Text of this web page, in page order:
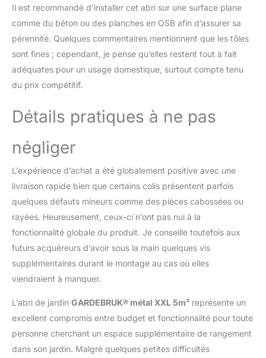
toit métallique sont
également munis d'une
Les poignées de porte
sont équipées d'un
dispositif permettant
Il est recommandé d’installer cet abri sur une surface plane
comme du béton ou des planches en OSB afin d’assurer sa
pérennité. Quelques commentaires mentionnent que les tôles
sont fines ; cependant, je pense qu’elles restent tout à fait
adéquates pour un usage domestique, surtout compte tenu
du prix compétitif.
Détails pratiques à ne pas
négliger
L’expérience d’achat a été globalement positive avec une
livraison rapide bien que certains colis présentent parfois
quelques défauts mineurs comme des pièces cabossées ou
rayées. Heureusement, ceux-ci n’ont pas nui à la
fonctionnalité globale du produit. Je conseille toutefois aux
futurs acquéreurs d’avoir sous la main quelques vis
supplémentaires durant le montage au cas où elles
viendraient à manquer.
L’abri de jardin GARDEBRUK® métal XXL 5m² représente un
excellent compromis entre budget et fonctionnalité pour toute
personne cherchant un espace supplémentaire de rangement
dans son jardin. Malgré quelques petites difficultés